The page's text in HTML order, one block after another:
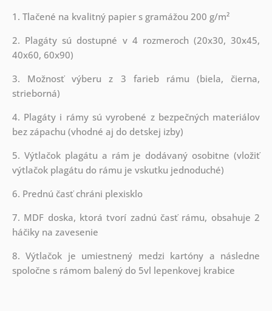
1. Tlačené na kvalitný papier s gramážou 200 g/m²
2. Plagáty sú dostupné v 4 rozmeroch (20x30, 30x45,
40x60, 60x90)
3. Možnosť výberu z 3 farieb rámu (biela, čierna,
strieborná)
4. Plagáty i rámy sú vyrobené z bezpečných materiálov
bez zápachu (vhodné aj do detskej izby)
5. Výtlačok plagátu a rám je dodávaný osobitne (vložiť
výtlačok plagátu do rámu je vskutku jednoduché)
6. Prednú časť chráni plexisklo
7. MDF doska, ktorá tvorí zadnú časť rámu, obsahuje 2
háčiky na zavesenie
8. Výtlačok je umiestnený medzi kartóny a následne
spoločne s rámom balený do 5vl lepenkovej krabice